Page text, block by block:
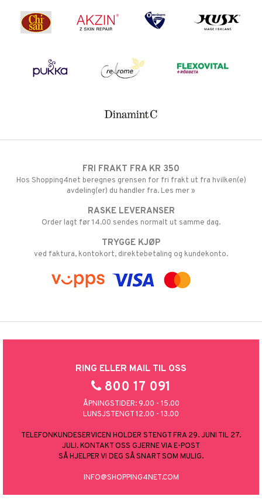
FRI FRAKT FRA KR 350
Hos Shopping4net beregnes grensen for fri frakt ut fra hvilken(e)
avdeling(er) du handler fra. Les mer »
RASKE LEVERANSER
Order lagt før 14.00 sendes normalt ut samme dag.
TRYGGE KJØP
ved faktura, kontokort, direktebetaling og kundekonto.
RING ELLER MAIL TIL OSS
800 17 091
ÅPNINGSTIDER: 9.00 - 15.00
LUNSJSTENGT 12.00 - 13.00
TELEFONKUNDESERVICEN HOLDER STENGT FRA 29. JUNI TIL 27.
JULI. KONTAKT OSS GJERNE VIA E-POST
SÅ HJELPER VI DEG SÅ SNART SOM MULIG.
INFO@SHOPPING4NET.COM